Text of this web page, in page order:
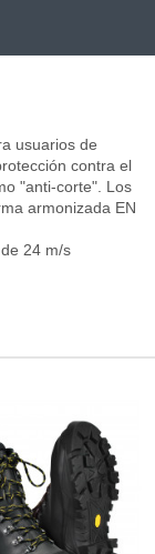
usuarios de
contra el
"anti-corte". Los
armonizada EN
24 m/s